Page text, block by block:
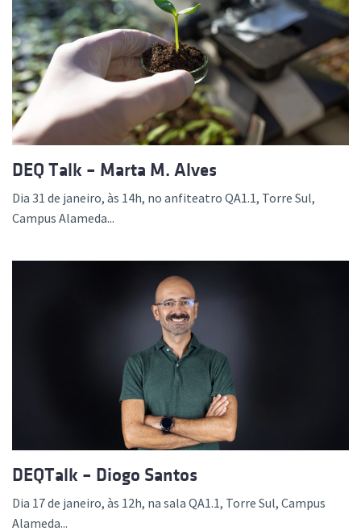
DEQ Talk – Marta M. Alves
Dia 31 de janeiro, às 14h, no anfiteatro QA1.1, Torre Sul,
Campus Alameda...
DEQTalk – Diogo Santos
Dia 17 de janeiro, às 12h, na sala QA1.1, Torre Sul, Campus
Alameda...